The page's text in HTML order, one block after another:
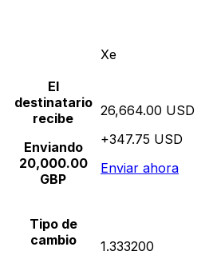
Xe
El
destinatario
recibe
Enviando
20,000.00
GBP
26,664.00 USD
+347.75 USD
Enviar ahora
Tipo de
cambio
1.333200